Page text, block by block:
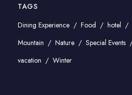
TAGS
Dining Experience
Food hotel
Mountain
Nature Special Events
vacation
Winter